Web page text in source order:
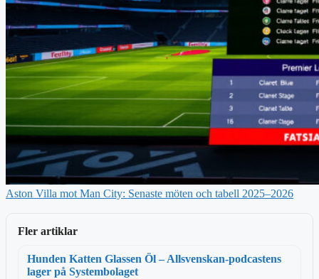
Aston Villa mot Man City: Senaste möten och tabell 2025–2026
Fler artiklar
Hunden Katten Glassen Öl – Allsvenskan-podcastens
lager på Systembolaget